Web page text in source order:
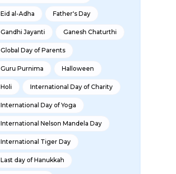
Eid al-Adha Father's Day
Gandhi Jayanti Ganesh Chaturthi
Global Day of Parents
Guru Purnima Halloween
Holi International Day of Charity
International Day of Yoga
International Nelson Mandela Day
International Tiger Day
Last day of Hanukkah